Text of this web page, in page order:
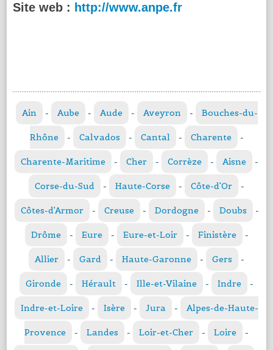
Site web : http://www.anpe.fr
Ain - Aube - Aude - Aveyron - Bouches-du-
Rhône - Calvados - Cantal - Charente -
Charente-Maritime - Cher - Corrèze - Aisne -
Corse-du-Sud - Haute-Corse - Côte-d'Or -
Côtes-d'Armor - Creuse - Dordogne - Doubs -
Drôme - Eure - Eure-et-Loir - Finistère -
Allier - Gard - Haute-Garonne - Gers -
Gironde - Hérault - Ille-et-Vilaine - Indre -
Indre-et-Loire - Isère - Jura - Alpes-de-Haute-
Provence - Landes - Loir-et-Cher - Loire -